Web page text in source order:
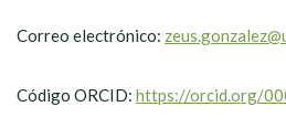
Correo electrónico:
Código ORCID: https://orcid.org/